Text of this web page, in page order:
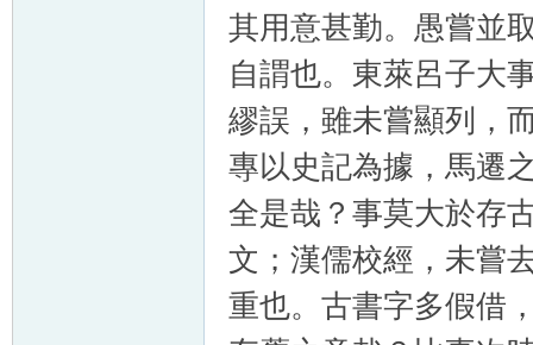
其用意甚勤。愚嘗並
自謂也。東萊呂子大
繆誤，雖未嘗顯列，
專以史記為據，馬遷
全是哉？事莫大於存
文；漢儒校經，未嘗
重也。古書字多假借